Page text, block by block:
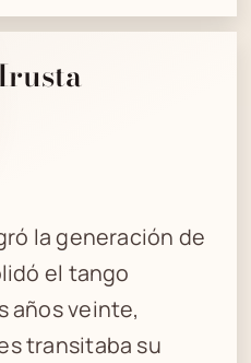
la generación de
el tango
años veinte,
transitaba su